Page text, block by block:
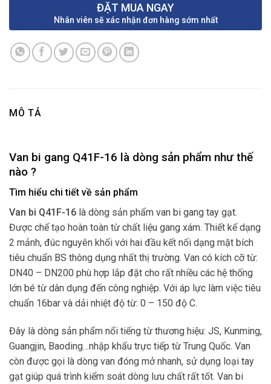
ĐẶT MUA NGAY
Nhân viên sẽ xác nhận đơn hàng sớm nhất
MÔ TẢ
Van bi gang Q41F-16 là dòng sản phẩm như thế
nào ?
Tìm hiểu chi tiết về sản phẩm
Van bi Q41F-16 là dòng sản phẩm van bi gang tay gạt.
Được chế tạo hoàn toàn từ chất liệu gang xám. Thiết kế dạng
2 mảnh, đúc nguyên khối với hai đầu kết nối dạng mặt bích
tiêu chuẩn BS thông dụng nhất thị trường. Van có kích cỡ từ:
DN40 – DN200 phù hợp lắp đặt cho rất nhiều các hệ thống
lớn bé từ dân dụng đến công nghiệp. Với áp lực làm việc tiêu
chuẩn 16bar và dải nhiệt độ từ: 0 – 150 độ C.
Đây là dòng sản phẩm nổi tiếng từ thương hiệu: JS, Kunming,
Guangjin, Baoding…nhập khẩu trực tiếp từ Trung Quốc. Van
còn được gọi là dòng van đóng mở nhanh, sử dụng loại tay
gạt giúp quá trình kiểm soát dòng lưu chất rất tốt. Van bi